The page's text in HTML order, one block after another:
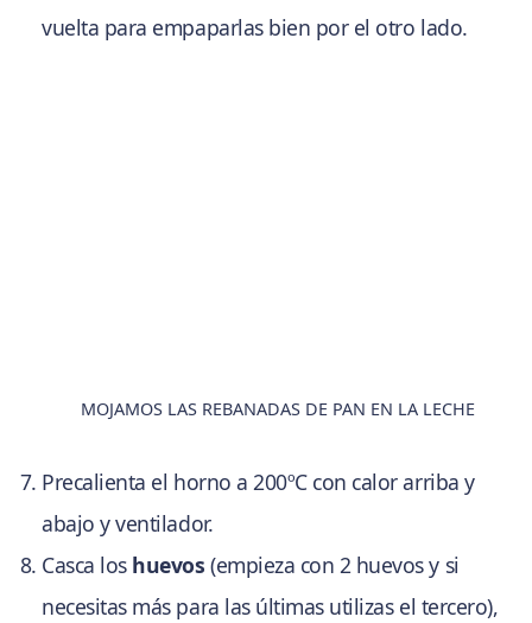
vuelta para empaparlas bien por el otro lado.
MOJAMOS LAS REBANADAS DE PAN EN LA LECHE
Precalienta el horno a 200ºC con calor arriba y
abajo y ventilador.
Casca los huevos (empieza con 2 huevos y si
necesitas más para las últimas utilizas el tercero),